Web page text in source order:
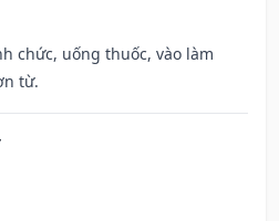
chức, uống thuốc, vào làm
từ.